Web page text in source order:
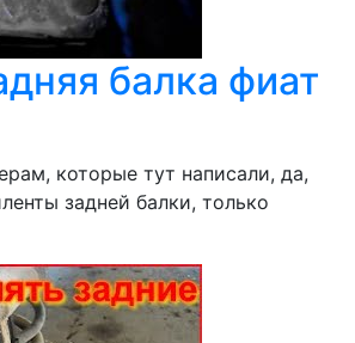
балка фиат
которые тут написали, да,
задней балки, только